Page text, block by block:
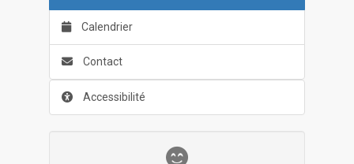
Calendrier
Contact
Accessibilité